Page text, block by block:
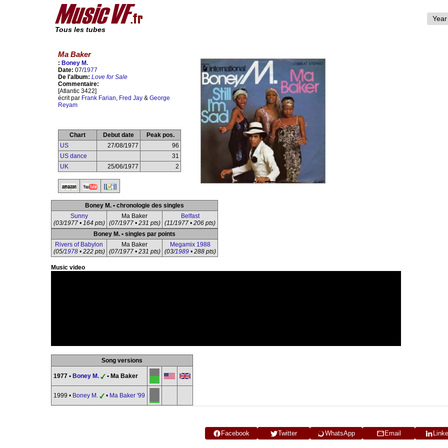
Tous les tubes
Ma Baker
: Boney M.
Date: 07/1977
De l'album: Love for Sale
Commentaire:
[Atlantic 3422]
écrit par Frank Farian, Fred Jay & George
Reyam
Chart Debut date
Peak pos.
US
27/08/1977
96
US dance
31
UK
25/06/1977 2
Boney M. • chronologie des singles
Sunny
(03/1977 • 164 pts)
Ma Baker
(07/1977 • 231 pts)
Belfast
(11/1977 • 206 pts)
Boney M. • singles par points
Rivers of Babylon
(05/1978• 222 pts)
Ma Baker
(07/1977 • 231 pts)
Megamix 1988
(03/1989• 288 pts)
Music video
Song versions
1977 • Boney M. • Ma Baker
1999 • Boney M. • Ma Baker '99
Facebook Twitter WhatsApp Email